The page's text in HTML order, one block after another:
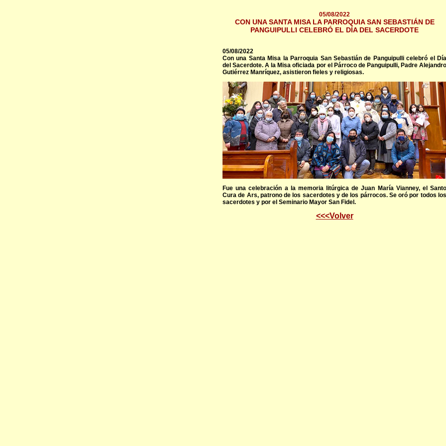
05/08/2022
CON UNA SANTA MISA LA PARROQUIA SAN SEBASTIÁN DE
PANGUIPULLI CELEBRÓ EL DÍA DEL SACERDOTE
05/08/2022
Con una Santa Misa la Parroquia San Sebastián de Panguipulli celebró el Día
del Sacerdote. A la Misa oficiada por el Párroco de Panguipulli, Padre Alejandro
Gutiérrez Manríquez, asistieron fieles y religiosas.
Fue una celebración a la memoria litúrgica de Juan María Vianney, el Santo
Cura de Ars, patrono de los sacerdotes y de los párrocos. Se oró por todos los
sacerdotes y por el Seminario Mayor San Fidel.
<<<Volver